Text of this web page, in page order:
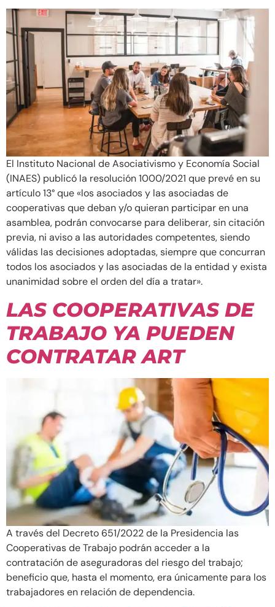
El Instituto Nacional de Asociativismo y Economía Social
(INAES) publicó la resolución 1000/2021 que prevé en su
artículo 13° que «los asociados y las asociadas de
cooperativas que deban y/o quieran participar en una
asamblea, podrán convocarse para deliberar, sin citación
previa, ni aviso a las autoridades competentes, siendo
válidas las decisiones adoptadas, siempre que concurran
todos los asociados y las asociadas de la entidad y exista
unanimidad sobre el orden del día a tratar».
LAS COOPERATIVAS DE
TRABAJO YA PUEDEN
CONTRATAR ART
A través del Decreto 651/2022 de la Presidencia las
Cooperativas de Trabajo podrán acceder a la
contratación de aseguradoras del riesgo del trabajo;
beneficio que, hasta el momento, era únicamente para los
trabajadores en relación de dependencia.